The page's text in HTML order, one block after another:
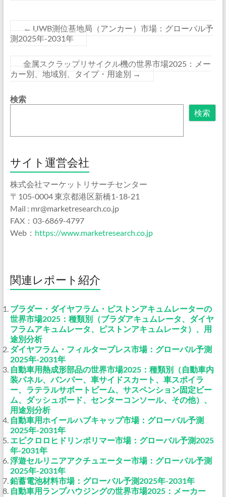
← UWB測位基地局（アンカー）市場：グローバル予
測2025年-2031年
金属スクラップリサイクル機の世界市場2025：メー
カー別、地域別、タイプ・用途別 →
検索
検索
サイト運営会社
株式会社マーケットリサーチセンター
〒105-0004 東京都港区新橋1-18-21
Mail : mr@marketresearch.co.jp
FAX：03-6869-4797
Web： https://www.marketresearch.co.jp
関連レポート紹介
ブラダー・ダイヤフラム・ピストンアキュムレーターの
世界市場2025：種類別（ブラダアキュムレータ、ダイヤ
フラムアキュムレータ、ピストンアキュムレータ）、用
途別分析
ダイヤフラム・フィルタープレス市場：グローバル予測
2025年-2031年
自動車用熱成形部品の世界市場2025：種類別（自動車内
装パネル、バンパー、車サイドスカート、車スポイラ
ー、ラテラルサポートビーム、サスペンション固定ビー
ム、ダッシュボード、センターコンソール、その他）、
用途別分析
自動車用ホイールハブキャップ市場：グローバル予測
2025年-2031年
エピクロロヒドリンポリマー市場：グローバル予測2025
年-2031年
浮遊セルリニアアクチュエーター市場：グローバル予測
2025年-2031年
鉛蓄電池材料市場：グローバル予測2025年-2031年
自動車用ランプハウジングの世界市場2025：メーカー